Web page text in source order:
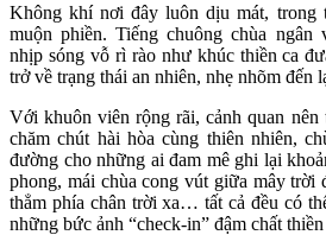
Không khí nơi đây luôn dịu mát, trong
muộn phiền. Tiếng chuông chùa ngân
nhịp sóng vỗ rì rào như khúc thiền ca
trở về trạng thái an nhiên, nhẹ nhõm đến
Với khuôn viên rộng rãi, cảnh quan
chăm chút hài hòa cùng thiên nhiên,
đường cho những ai đam mê ghi lại
phong, mái chùa cong vút giữa mây trời
thẳm phía chân trời xa… tất cả đều có
những bức ảnh “check-in” đậm chất